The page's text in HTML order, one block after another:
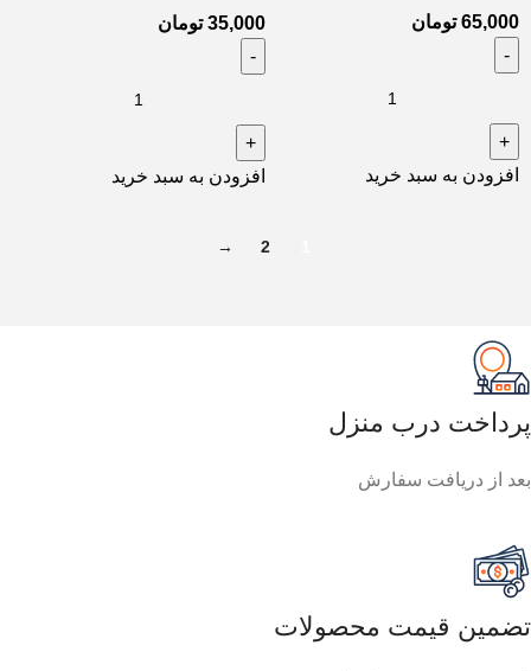
65,000 تومان
افزودن به سبد خرید
35,000 تومان
افزودن به سبد خرید
2
→
پرداخت درب منزل
بعد از دریافت سفارش
تضمین قیمت محصولات